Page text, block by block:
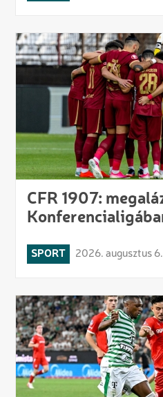
CFR 1907:
SPORT 2026. augusztus 6.